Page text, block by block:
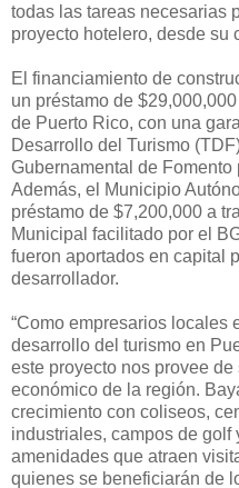
todas las tareas necesarias
proyecto hotelero, desde su
El financiamiento de
un préstamo de
de Puerto Rico, con una
Desarrollo del Turismo
Gubernamental de Fomento
Además, el Municipio
préstamo de $7,200,000 a
Municipal facilitado por el
fueron aportados en capital
desarrollador. ​
“Como empresarios locales
desarrollo del turismo en
este proyecto nos provee
económico de la región.
crecimiento con coliseos,
industriales, campos de golf
amenidades que atraen
quienes se beneficiarán de